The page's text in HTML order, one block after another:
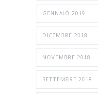
GENNAIO 2019
DICEMBRE 2018
NOVEMBRE 2018
SETTEMBRE 2018